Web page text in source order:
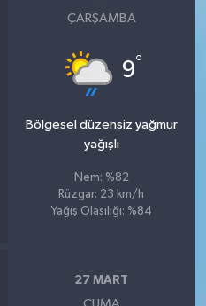
ÇARŞAMBA
9°
Bölgesel düzensiz yağmur
yağışlı
Nem: %82
Rüzgar: 23 km/h
Yağış Olasılığı: %84
27 MART